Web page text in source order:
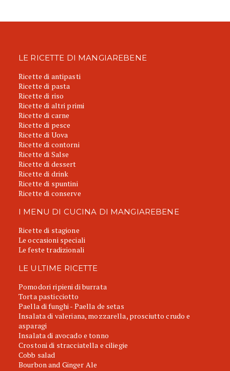
LE RICETTE DI MANGIAREBENE
Ricette di antipasti
Ricette di pasta
Ricette di riso
Ricette di altri primi
Ricette di carne
Ricette di pesce
Ricette di Uova
Ricette di contorni
Ricette di Salse
Ricette di dessert
Ricette di drink
Ricette di spuntini
Ricette di conserve
I MENU DI CUCINA DI MANGIAREBENE
Ricette di stagione
Le occasioni speciali
Le feste tradizionali
LE ULTIME RICETTE
Pomodori ripieni di burrata
Torta pasticciotto
Paella di funghi - Paella de setas
Insalata di valeriana, mozzarella, prosciutto crudo e
asparagi
Insalata di avocado e tonno
Crostoni di stracciatella e ciliegie
Cobb salad
Bourbon and Ginger Ale